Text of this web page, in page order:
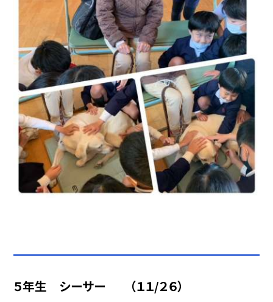
５年生 シーサー （１１/２６）